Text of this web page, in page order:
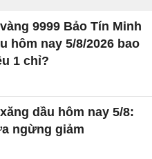
9999 Bảo Tín Minh
hôm nay 5/8/2026 bao
1 chỉ?
dầu hôm nay 5/8:
ngừng giảm